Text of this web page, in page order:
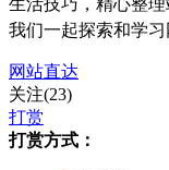
我们一起探索和学习
网站直达
关注(23)
打赏
打赏方式：